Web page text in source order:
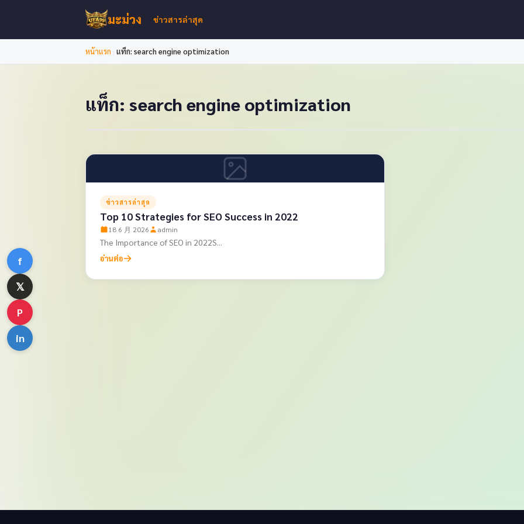
มะม่วง ข่าวสารล่าสุด
หน้าแรก แท็ก: search engine optimization
แท็ก: search engine optimization
ข่าวสารล่าสุด
Top 10 Strategies for SEO Success in 2022
18 6 月 2026 admin
The Importance of SEO in 2022S...
อ่านต่อ
f
𝕏
P
in